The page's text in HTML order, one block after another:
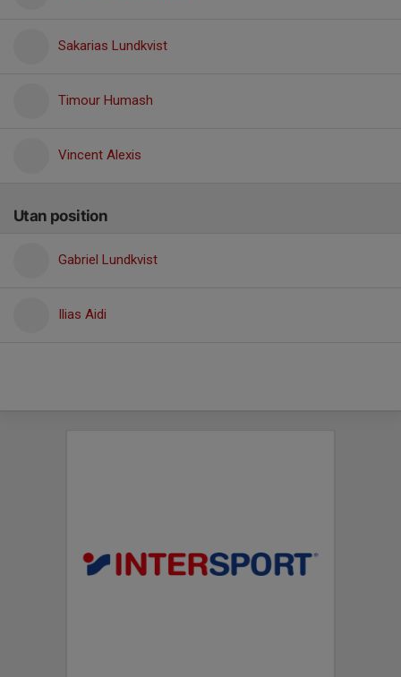
Sakarias Lundkvist
Timour Humash
Vincent Alexis
Utan position
Gabriel Lundkvist
Ilias Aidi